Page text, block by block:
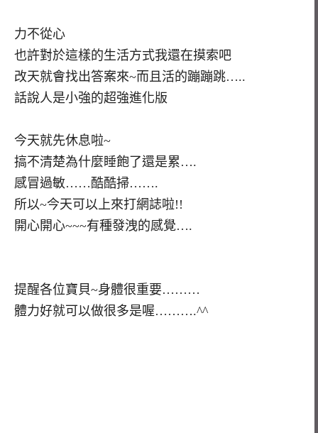
力不從心
也許對於這樣的生活方式我還在摸索吧
改天就會找出答案來~而且活的蹦蹦跳…..
話說人是小強的超強進化版
今天就先休息啦~
搞不清楚為什麼睡飽了還是累….
感冒過敏……酷酷掃…….
所以~今天可以上來打網誌啦!!
開心開心~~~有種發洩的感覺….
提醒各位寶貝~身體很重要………
體力好就可以做很多是喔……….^^